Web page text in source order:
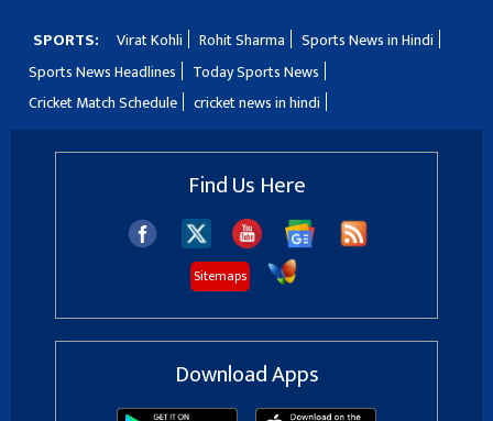
SPORTS: Virat Kohli Rohit Sharma
Sports News in Hindi
Sports News Headlines
Today Sports News
Cricket Match Schedule
cricket news in hindi
Find Us Here
Sitemaps
Download Apps